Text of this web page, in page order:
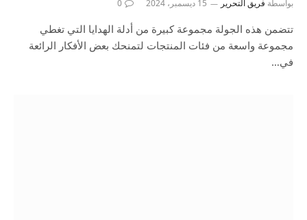
بواسطة فريق التحرير 15 ديسمبر، 2024 0
تتضمن هذه الجولة مجموعة كبيرة من أدلة الهدايا التي تغطي
مجموعة واسعة من فئات المنتجات لتمنحك بعض الأفكار الرائعة
في…